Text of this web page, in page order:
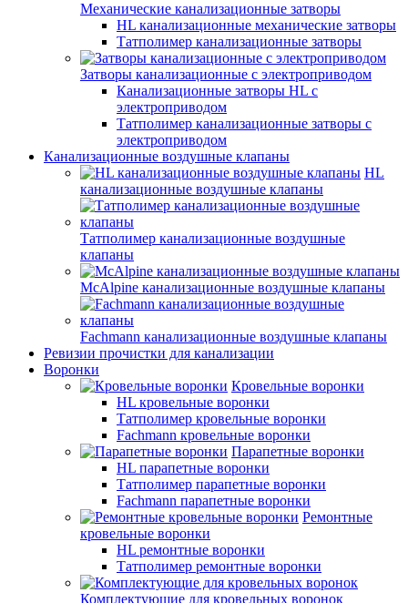
Механические канализационные затворы
HL канализационные механические затворы
Татполимер канализационные затворы
Затворы канализационные с электроприводом
Канализационные затворы HL с
электроприводом
Татполимер канализационные затворы с
электроприводом
Канализационные воздушные клапаны
HL
канализационные воздушные клапаны
Татполимер канализационные воздушные
клапаны
McAlpine канализационные воздушные клапаны
Fachmann канализационные воздушные клапаны
Ревизии прочистки для канализации
Воронки
Кровельные воронки
HL кровельные воронки
Татполимер кровельные воронки
Fachmann кровельные воронки
Парапетные воронки
HL парапетные воронки
Татполимер парапетные воронки
Fachmann парапетные воронки
Ремонтные
кровельные воронки
HL ремонтные воронки
Татполимер ремонтные воронки
Комплектующие для кровельных воронок